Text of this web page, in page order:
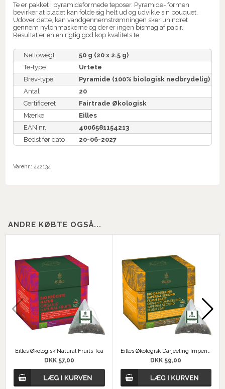
Te er pakket i pyramideformede teposer. Pyramide- formen
bevirker at bladet kan folde sig helt ud og udvikle sin bouquet.
Udover dette, kan vandgennemstrømningen sker uhindret
gennem nylonmaskerne og der er ingen bismag af papir.
Resultat er en en rigtig god kop kvalitets te.
Nettovægt
50 g (20 x 2.5 g)
Te-type
Urtete
Brev-type
Pyramide (100% biologisk nedbrydelig)
Antal
20
Certificeret
Fairtrade Økologisk
Mærke
Eilles
EAN nr.
4006581154213
Bedst før dato
20-06-2027
Varenr.:442134
ANDRE KØBTE OGSÅ...
Eilles Økologisk Natural Fruits Tea
DKK 57,00
Eilles Økologisk Darjeeling Imperial Tea
DKK 59,00